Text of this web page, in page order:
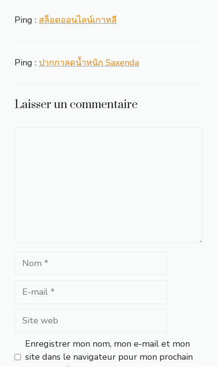
Ping : สล็อตออนไลน์เกาหลี
Ping : ปากกาลดน้ำหนัก Saxenda
Laisser un commentaire
Nom
Site
Enregistrer mon nom, mon e-mail et mon
site dans le navigateur pour mon prochain